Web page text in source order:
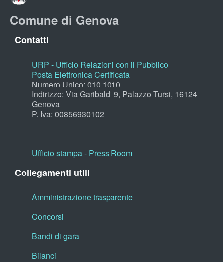
Comune di Genova
Contatti
URP - Ufficio Relazioni con il Pubblico
Posta Elettronica Certificata
Numero Unico: 010.1010
Indirizzo: Via Garibaldi 9, Palazzo Tursi, 16124
Genova
P. Iva: 00856930102
Ufficio stampa - Press Room
Collegamenti utili
Amministrazione trasparente
Concorsi
Bandi di gara
Bilanci